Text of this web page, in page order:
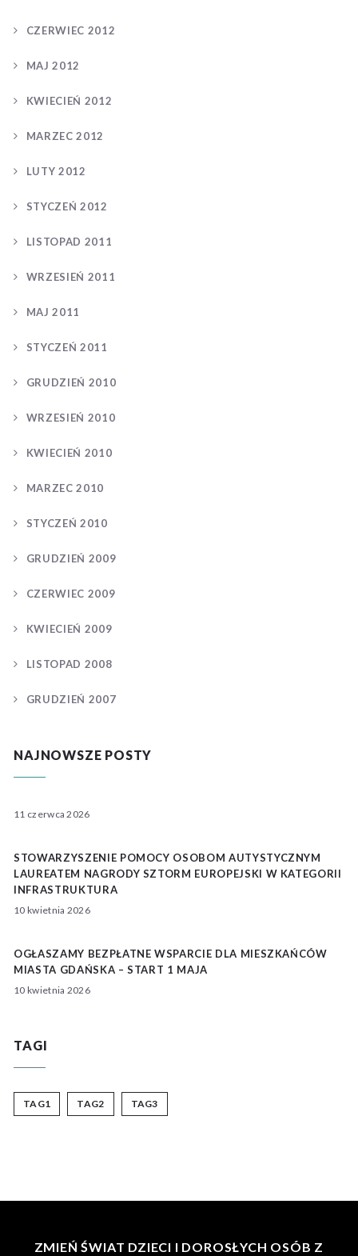
CZERWIEC 2012
MAJ 2012
KWIECIEŃ 2012
MARZEC 2012
LUTY 2012
STYCZEŃ 2012
LISTOPAD 2011
WRZESIEŃ 2011
MAJ 2011
STYCZEŃ 2011
GRUDZIEŃ 2010
WRZESIEŃ 2010
KWIECIEŃ 2010
MARZEC 2010
STYCZEŃ 2010
GRUDZIEŃ 2009
CZERWIEC 2009
KWIECIEŃ 2009
LISTOPAD 2008
GRUDZIEŃ 2007
NAJNOWSZE POSTY
11 czerwca 2026
STOWARZYSZENIE POMOCY OSOBOM AUTYSTYCZNYM
LAUREATEM NAGRODY SZTORM EUROPEJSKI W KATEGORII
INFRASTRUKTURA
10 kwietnia 2026
OGŁASZAMY BEZPŁATNE WSPARCIE DLA MIESZKAŃCÓW
MIASTA GDAŃSKA – START 1 MAJA
10 kwietnia 2026
TAGI
TAG1 TAG2 TAG3
ZMIEŃ ŚWIAT DZIECI I DOROSŁYCH OSÓB Z